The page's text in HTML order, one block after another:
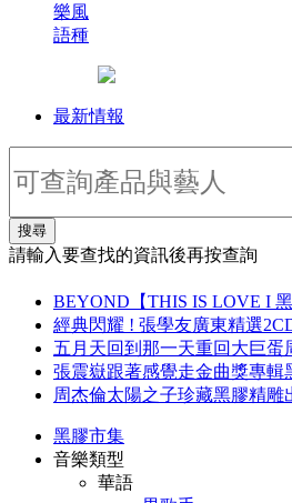
樂風
語種
最新情報
搜尋
請輸入要查找的資訊後再按查詢
BEYOND【THIS IS LOVE I
經典閃耀 ! 張學友廣東精選
五月天回到那一天重回大巨蛋
張震嶽跟著感覺走金曲獎專輯
周杰倫太陽之子珍藏黑膠精雕
黑膠市集
音樂類型
華語